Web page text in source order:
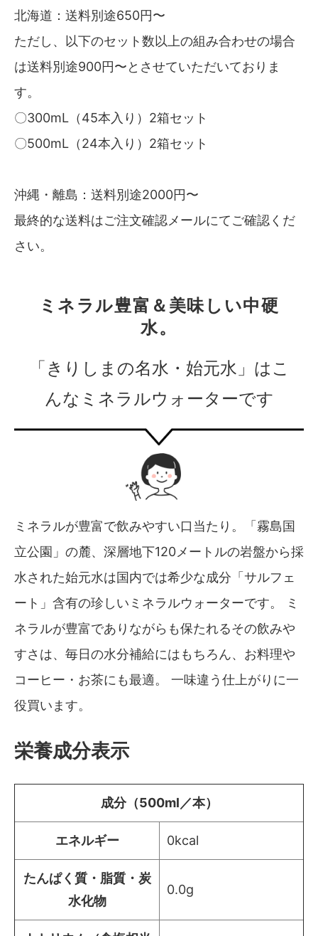
北海道：送料別途650円〜
ただし、以下のセット数以上の組み合わせの場合
は送料別途900円〜とさせていただいておりま
す。
〇300mL（45本入り）2箱セット
〇500mL（24本入り）2箱セット
沖縄・離島：送料別途2000円〜
最終的な送料はご注文確認メールにてご確認くだ
さい。
ミネラル豊富＆美味しい中硬
水。
「きりしまの名水・始元水」はこ
んなミネラルウォーターです
ミネラルが豊富で飲みやすい口当たり。「霧島国
立公園」の麓、深層地下120メートルの岩盤から採
水された始元水は国内では希少な成分「サルフェ
ート」含有の珍しいミネラルウォーターです。 ミ
ネラルが豊富でありながらも保たれるその飲みや
すさは、毎日の水分補給にはもちろん、お料理や
コーヒー・お茶にも最適。 一味違う仕上がりに一
役買います。
栄養成分表示
成分（500ml／本）
エネルギー 0kcal
たんぱく質・脂質・炭
水化物
0.0g